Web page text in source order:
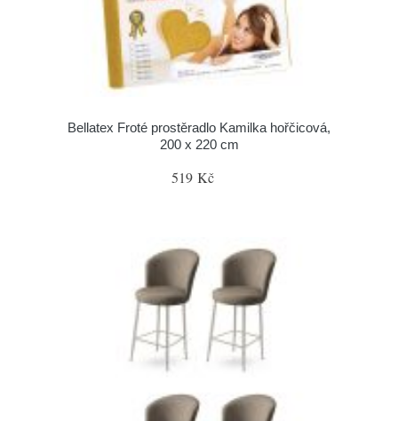
Bellatex Froté prostěradlo Kamilka hořčicová,
200 x 220 cm
519 Kč